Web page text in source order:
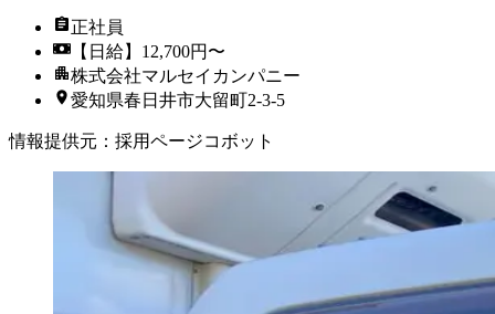
正社員
【日給】12,700円〜
株式会社マルセイカンパニー
愛知県春日井市大留町2-3-5
情報提供元 ： 採用ページコボット